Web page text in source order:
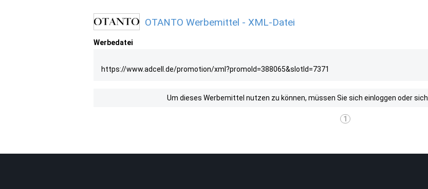
OTANTO Werbemittel - XML-Datei
Werbedatei
https://www.adcell.de/promotion/xml?promoId=388065&slotId=7371
Um dieses Werbemittel nutzen zu können, müssen Sie sich einloggen oder sich
1